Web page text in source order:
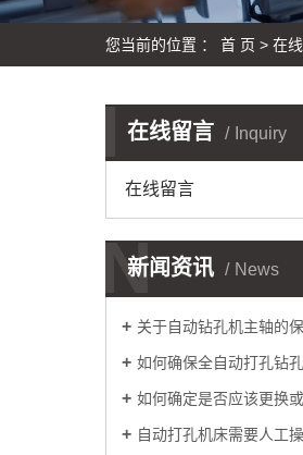
您当前的位置 ： 首 页 > 在
在线留言 Inquiry
I
在线留言
新闻资讯 News
N
关于自动钻孔机主轴的
如何确保全自动打孔钻孔机
如何确定是否应该更换或维
自动打孔机床需要人工